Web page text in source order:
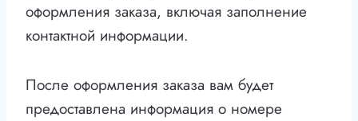
оформления заказа, включая заполнение
контактной информации.
После оформления заказа вам будет
предоставлена информация о номере